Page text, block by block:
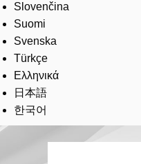
Slovenčina
Suomi
Svenska
Türkçe
Ελληνικά
日本語
한국어